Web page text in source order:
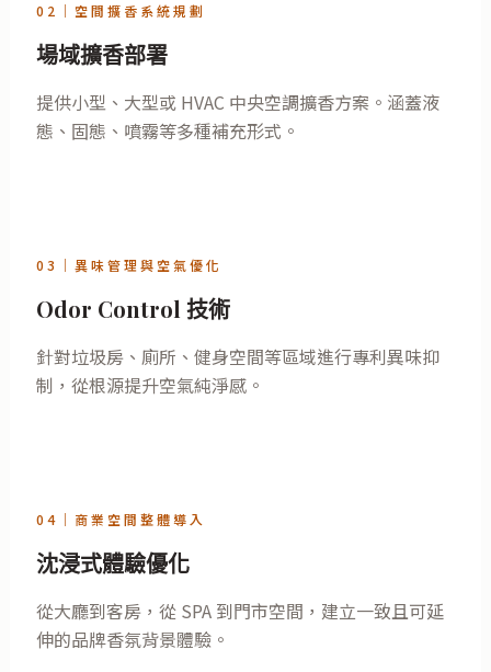
02｜空間擴香系統規劃
場域擴香部署
提供小型、大型或 HVAC 中央空調擴香方案。涵蓋液
態、固態、噴霧等多種補充形式。
03｜異味管理與空氣優化
Odor Control 技術
針對垃圾房、廁所、健身空間等區域進行專利異味抑
制，從根源提升空氣純淨感。
04｜商業空間整體導入
沈浸式體驗優化
從大廳到客房，從 SPA 到門市空間，建立一致且可延
伸的品牌香氛背景體驗。